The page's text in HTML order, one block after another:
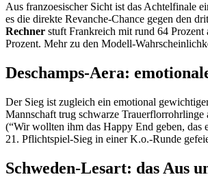
Aus franzoesischer Sicht ist das Achtelfinale
es die direkte Revanche-Chance gegen den
Rechner stuft Frankreich mit rund 64
Prozent. Mehr zu den Modell-
Deschamps-Aera:
Der Sieg ist zugleich ein emotional
Mannschaft trug schwarze
(“Wir wollten ihm das Happy End geben,
21. Pflichtspiel-Sieg in einer K.o.-Runde
Schweden-Lesart: das Aus